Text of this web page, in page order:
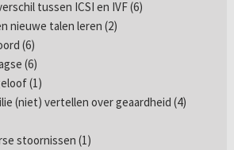
tussen ICSI en IVF (6)
nieuwe talen leren (2)
(6)
(6)
(1)
(niet) vertellen over geaardheid (4)
stoornissen (1)